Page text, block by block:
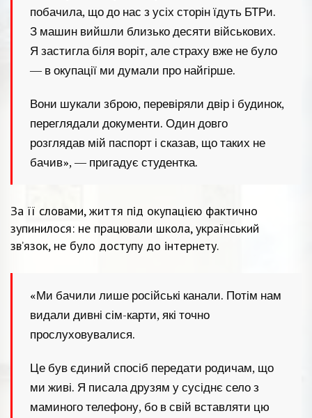
побачила, що до нас з усіх сторін їдуть БТРи.
З машин вийшли близько десяти військових.
Я застигла біля воріт, але страху вже не було
— в окупації ми думали про найгірше.
Вони шукали зброю, перевіряли двір і будинок,
переглядали документи. Один довго
розглядав мій паспорт і сказав, що таких не
бачив», — пригадує студентка.
За її словами, життя під окупацією фактично
зупинилося: не працювали школа, український
зв’язок, не було доступу до інтернету.
«Ми бачили лише російські канали. Потім нам
видали дивні сім-карти, які точно
прослуховувалися.
Це був єдиний спосіб передати родичам, що
ми живі. Я писала друзям у сусіднє село з
маминого телефону, бо в свій вставляти цю